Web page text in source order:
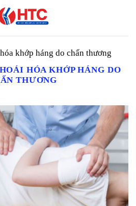
khớp háng do chấn thương
HÓA KHỚP HÁNG DO
THƯƠNG